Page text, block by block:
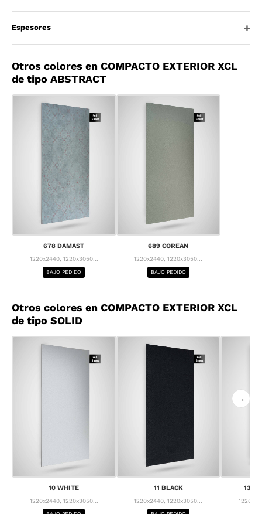
Espesores
Otros colores en COMPACTO EXTERIOR XCL
de tipo ABSTRACT
678 DAMAST
1220x2440, 1220x3050...
BAJO PEDIDO
689 COREAN
1220x2440, 1220x3050...
BAJO PEDIDO
Otros colores en COMPACTO EXTERIOR XCL
de tipo SOLID
10 WHITE
1220x2440, 1220x3050...
11 BLACK
1220x2440, 1220x3050...
13
→